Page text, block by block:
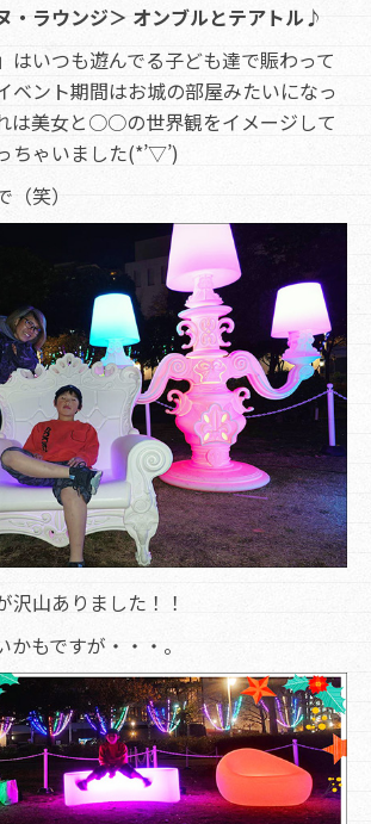
・ラウンジ＞ オンブルとテアトル♪
はいつも遊んでる子ども達で賑わって
ベント期間はお城の部屋みたいになっ
は美女と○○の世界観をイメージして
ちゃいました(*’▽’)
笑）
沢山ありました！！
もですが・・・。